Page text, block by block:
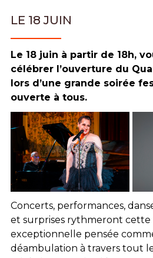
LE 18 JUIN
Le 18 juin à partir de 18h,
célébrer l’ouverture du
lors d’une grande soirée
ouverte à tous.
Concerts, performances,
et surprises rythmeront cette
exceptionnelle pensée
déambulation à travers tout